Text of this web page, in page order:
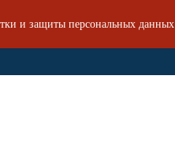
и защиты персональных данных